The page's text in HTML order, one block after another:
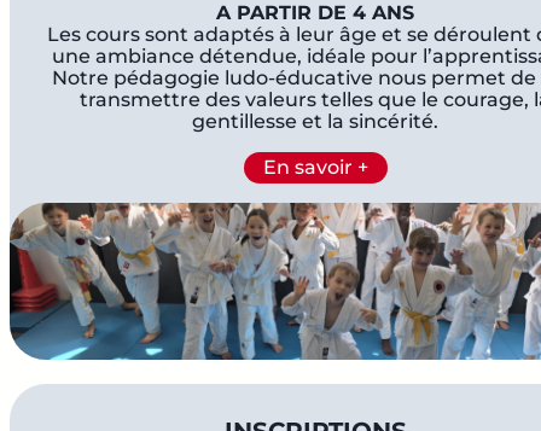
A PARTIR DE 4 ANS
Les cours sont adaptés à leur âge et se déroulent
une ambiance détendue, idéale pour
Notre pédagogie ludo-éducative nous permet de
transmettre des valeurs telles que le courage,
gentillesse et la sincérité.
En savoir +
.